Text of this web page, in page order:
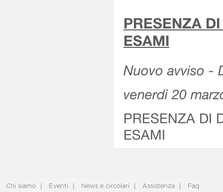
PRESENZA
ESAMI
Nuovo avviso -
venerdì 20
PRESENZA DI
ESAMI
Chi siamo Eventi News e circolari Assistenza Faq